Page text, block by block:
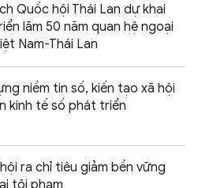
Quốc hội Thái Lan dự khai
lãm 50 năm quan hệ ngoại
Nam-Thái Lan
niềm tin số, kiến tạo xã hội
kinh tế số phát triển
ra chỉ tiêu giảm bền vững
tội phạm